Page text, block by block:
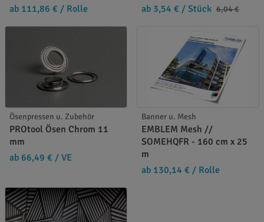
ab 111,86 € / Rolle
ab 3,54 € / Stück 6,04 €
Ösenpressen u. Zubehör
PROtool Ösen Chrom 11
mm
ab 66,49 € / VE
Banner u. Mesh
EMBLEM Mesh //
SOMEHQFR - 160 cm x 25
m
ab 130,14 € / Rolle